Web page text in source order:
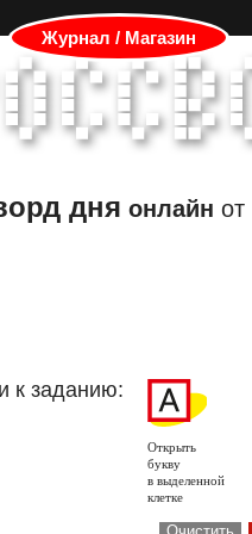
Журнал / Магазин
дня онлайн от
к заданию:
Открыть
букву
в выделенной
клетке